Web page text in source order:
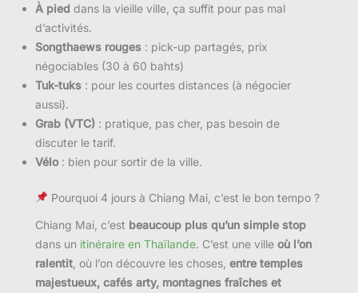
À pied dans la vieille ville, ça suffit pour pas mal
d’activités.
Songthaews rouges : pick-up partagés, prix
négociables (30 à 60 bahts)
Tuk-tuks : pour les courtes distances (à négocier
aussi).
Grab (VTC) : pratique, pas cher, pas besoin de
discuter le tarif.
Vélo: bien pour sortir de la ville.
Pourquoi 4 jours à Chiang Mai, c’est le bon tempo ?
Chiang Mai, c’est beaucoup plus qu’un simple stop
dans un itinéraire en Thaïlande. C’est une ville où l’on
ralentit , où l’on découvre les choses, entre temples
majestueux, cafés arty, montagnes fraîches et